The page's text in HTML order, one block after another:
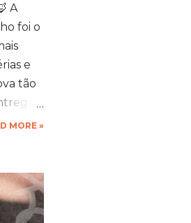
A
foi o
e
tão
de
MORE »